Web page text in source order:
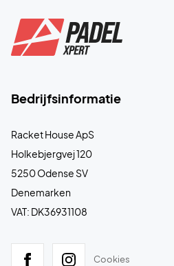
Bedrijfsinformatie
Racket House ApS
Holkebjergvej 120
5250 Odense SV
Denemarken
VAT: DK36931108
Cookies